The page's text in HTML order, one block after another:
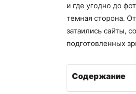
и где угодно до
темная сторона.
затаились сайты,
подготовленных
Содержание